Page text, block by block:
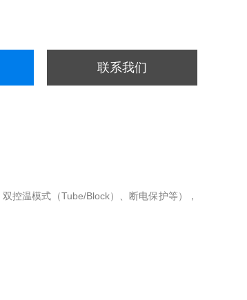
联系我们
控温模式（Tube/Block）、断电保护等），